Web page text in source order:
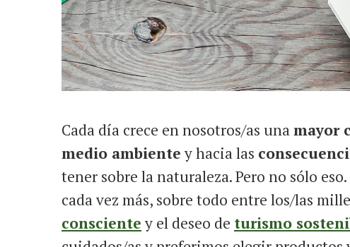
Cada día crece en nosotros/as unamayor
medio ambientey hacia las
tener sobre la naturaleza. Pero no sólo
cada vez más, sobre todo entre los/las
conscientey el deseo de turismo